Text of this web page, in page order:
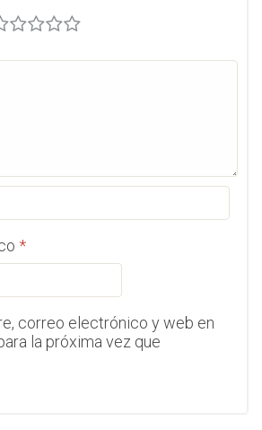
*
correo electrónico y web en
la próxima vez que